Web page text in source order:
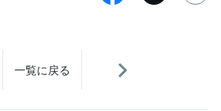
一覧に戻る